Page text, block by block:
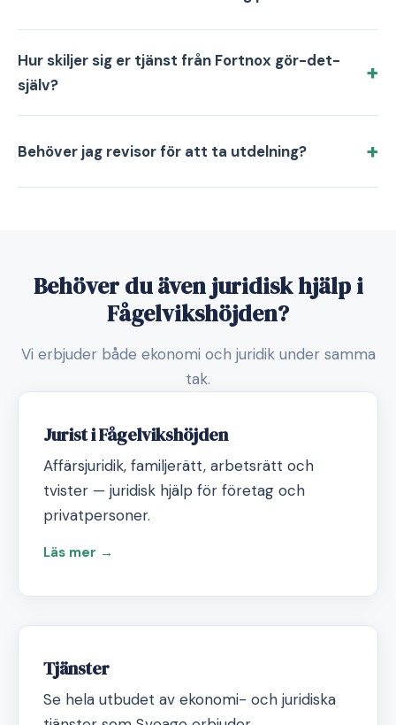
Hur skiljer sig er tjänst från Fortnox gör-det-
själv?
Behöver jag revisor för att ta utdelning?
Behöver du även juridisk hjälp i
Fågelvikshöjden?
Vi erbjuder både ekonomi och juridik under samma
tak.
Jurist i Fågelvikshöjden
Affärsjuridik, familjerätt, arbetsrätt och
tvister — juridisk hjälp för företag och
privatpersoner.
Läs mer →
Tjänster
Se hela utbudet av ekonomi- och juridiska